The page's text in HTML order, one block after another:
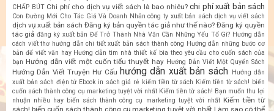
CHẤP BÚT Chi phí cho dịch vụ viết sách là bao nhiêu? chi phí xuất bản sách
Con Đường Mới Cho Tác Giả Và Doanh Nhân công ty xuất bản sách dịch vụ viết sách
dịch vụ xuất bản sách Đăng ký bản quyền tác giả như thế nào? Đăng ký quyền
tác giả đăng ký xuất bản Để Trở Thành Nhà Văn Cần Những Yếu Tố Gì? Hướng dẫn
cách viết thơ hướng dẫn chi tiết xuất bản sách thành công Hướng dẫn những bước cơ
bản để viết văn hay Hướng dẫn tìm nhà thiết kế bìa theo yêu cầu cho cuốn sách của
bạn Hướng dẫn viết một cuốn tiểu thuyết hay Hướng Dẫn Viết Một Quyển Sách
Hướng Dẫn Viết Truyện Hư Cấu hướng dẫn xuất bản sách
Hướng dẫn
xuất bản sách điện tử Ebook in sách giá rẻ kiếm tiền từ sách Kiếm tiền từ sách! biến
cuốn sách thành công cụ marketing tuyệt vời nhất Kiếm tiền từ sách! Bạn muốn thu lợi
nhuận nhiều hay biến sách thành công cụ marketing tuyệt vời nhất Kiếm tiền từ